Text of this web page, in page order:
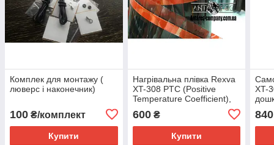
Комплек для монтажу (
люверс і наконечник)
100 ₴/комплект
Купити
Нагрівальна плівка Rexva
XT-308 PTC (Positive
Temperature Coefficient),
600₴
Купити
XT-
840